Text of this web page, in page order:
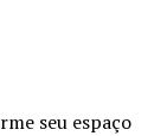
seu espaço